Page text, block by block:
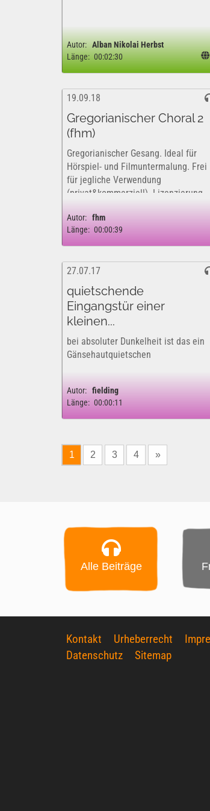
Autor: Alban Nikolai Herbst
Länge: 00:02:30
19.09.18
Gregorianischer Choral 2
(fhm)
Gregorianischer Gesang. Ideal für
Hörspiel- und Filmuntermalung. Frei
für jegliche Verwendung
(privat&kommerziell). Lizenzierung
M.Hildebrandt (fhm)
Autor: fhm
Länge: 00:00:39
27.07.17
quietschende
Eingangstür einer
kleinen...
bei absoluter Dunkelheit ist das ein
Gänsehautquietschen
Autor: fielding
Länge: 00:00:11
1 2 3 4 »
Alle Beiträge
Kontakt Urheberrecht
Datenschutz
Sitemap